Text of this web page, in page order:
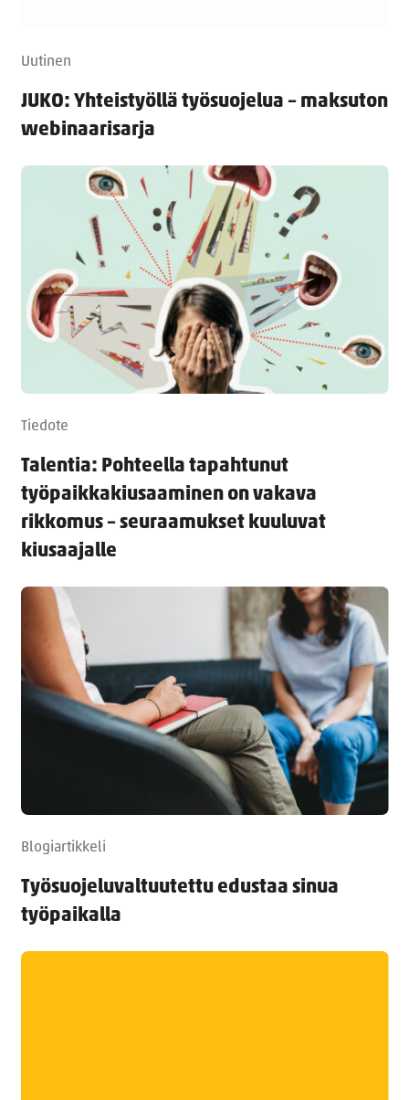
Uutinen
JUKO: Yhteistyöllä työsuojelua – maksuton
webinaarisarja
Tiedote
Talentia: Pohteella tapahtunut
työpaikkakiusaaminen on vakava
rikkomus – seuraamukset kuuluvat
kiusaajalle
Blogiartikkeli
Työsuojeluvaltuutettu edustaa sinua
työpaikalla